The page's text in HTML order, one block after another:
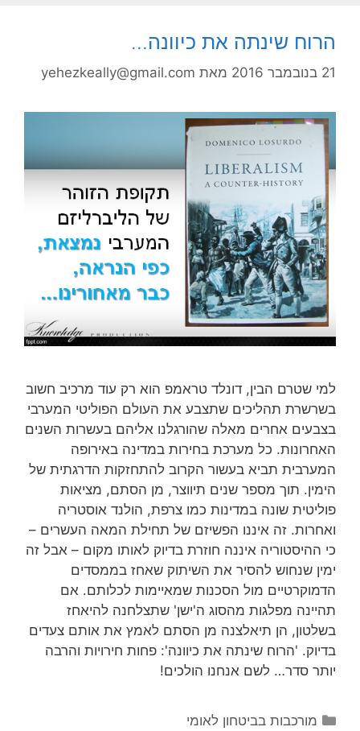
הרוח שינתה את כיוונה…
21 בנובמבר 2016 מאת yehezkeally@gmail.com
למי שטרם הבין, דונלד טראמפ הוא רק עוד מרכיב חשוב
בשרשרת תהליכים שתצבע את העולם הפוליטי המערבי
בצבעים אחרים מאלה שהורגלנו אליהם בעשרות השנים
האחרונות. כל מערכת בחירות במדינה באירופה
המערבית תביא בעשור הקרוב להתחזקות הדרגתית של
הימין. תוך מספר שנים תיווצר, מן הסתם, מציאות
פוליטית שונה במדינות כמו צרפת, הולנד אוסטריה
ואחרות. זה איננו הפשיזם של תחילת המאה העשרים –
כי ההיסטוריה איננה חוזרת בדיוק לאותו מקום – אבל זה
ימין שנחוש להסיר את השיתוק שאחז בממסדים
הדמוקרטיים מול הסכנות שמאיימות לכלותם. אם
תהיינה מפלגות מהסוג ה'ישן' שתצלחנה להיאחז
בשלטון, הן תיאלצנה מן הסתם לאמץ את אותם צעדים
בדיוק. 'הרוח שינתה את כיוונה': פחות חירויות והרבה
יותר סדר… לשם אנחנו הולכים!
קטגוריות
מורכבות בביטחון לאומי